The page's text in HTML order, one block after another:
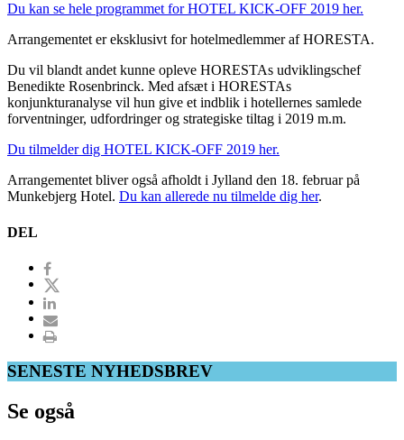
Du kan se hele programmet for HOTEL KICK-OFF 2019 her.
Arrangementet er eksklusivt for hotelmedlemmer af HORESTA.
Du vil blandt andet kunne opleve HORESTAs udviklingschef
Benedikte Rosenbrinck. Med afsæt i HORESTAs
konjunkturanalyse vil hun give et indblik i hotellernes samlede
forventninger, udfordringer og strategiske tiltag i 2019 m.m.
Du tilmelder dig HOTEL KICK-OFF 2019 her.
Arrangementet bliver også afholdt i Jylland den 18. februar på
Munkebjerg Hotel. Du kan allerede nu tilmelde dig her.
DEL
SENESTE NYHEDSBREV
Se også